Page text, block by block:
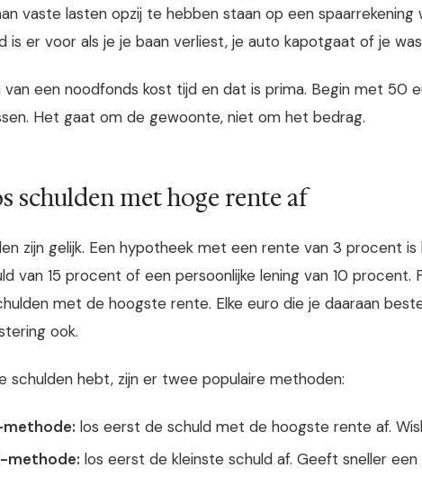
vaste lasten opzij te hebben staan op een spaarrekening
is er voor als je je baan verliest, je auto kapotgaat of je
een noodfonds kost tijd en dat is prima. Begin met 50
Het gaat om de gewoonte, niet om het bedrag.
schulden met hoge rente af
zijn gelijk. Een hypotheek met een rente van 3 procent
van 15 procent of een persoonlijke lening van 10 procent.
met de hoogste rente. Elke euro die je daaraan
ook.
schulden hebt, zijn er twee populaire methoden:
los eerst de schuld met de hoogste rente af.
methode: los eerst de kleinste schuld af. Geeft sneller